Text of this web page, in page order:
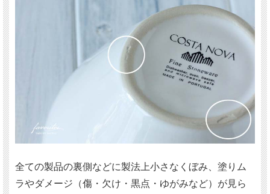
全ての製品の裏側などに製法上小さなくぼみ、塗りム
ラやダメージ（傷・欠け・黒点・ゆがみなど）が見ら